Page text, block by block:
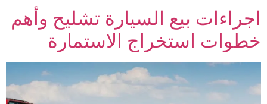
اجراءات بيع السيارة تشليح وأهم
خطوات استخراج الاستمارة